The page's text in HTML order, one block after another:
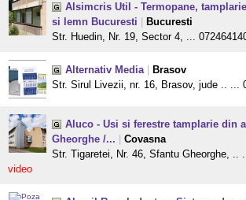
Alsimcris Util - Termopane,
si lemn Bucuresti
Bucuresti
Str. Huedin, Nr. 19, Sector 4, ...
Alternativ Media
Brasov
Str. Sirul Livezii, nr. 16, Brasov, jude .. ...
Aluco - Usi si ferestre tamplarie din
Gheorghe /...
Covasna
Str. Tigaretei, Nr. 46, Sfantu Gheorghe, ..
video